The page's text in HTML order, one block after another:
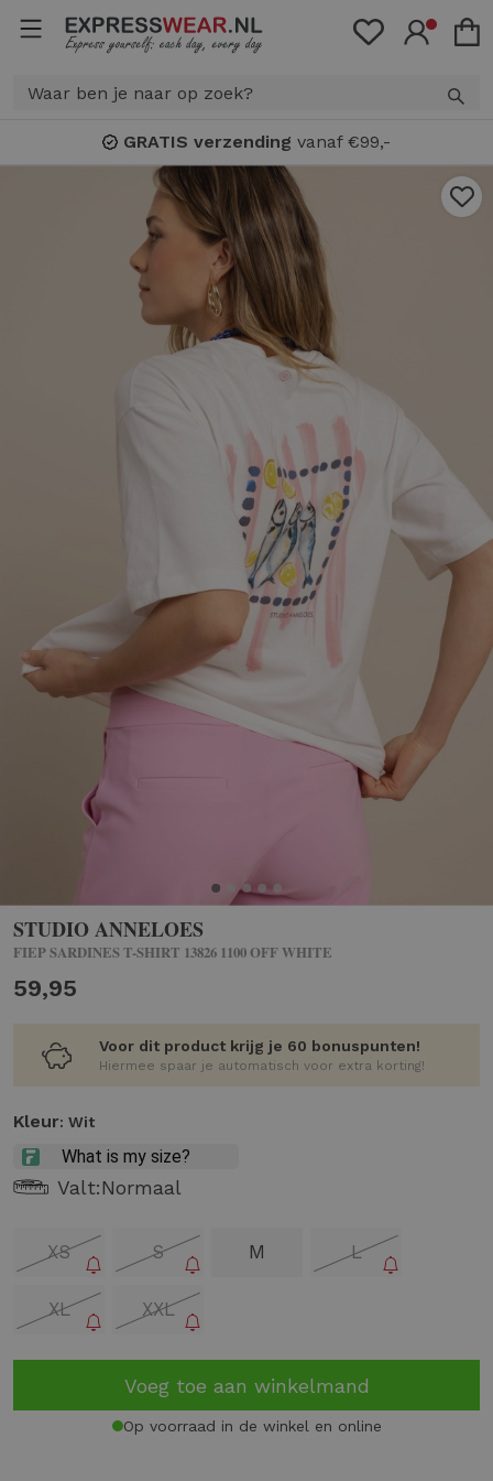
GRATIS verzendingvanaf €99,-
STUDIO ANNELOES
FIEP SARDINES T-SHIRT 13826 1100 OFF WHITE
59,95
Voor dit product krijg je 60 bonuspunten!
Hiermee spaar je automatisch voor extra korting!
Kleur: Wit
Valt:Normaal
XS S M L
XL XXL
Voeg toe aan winkelmand
Op voorraad in de winkel en online